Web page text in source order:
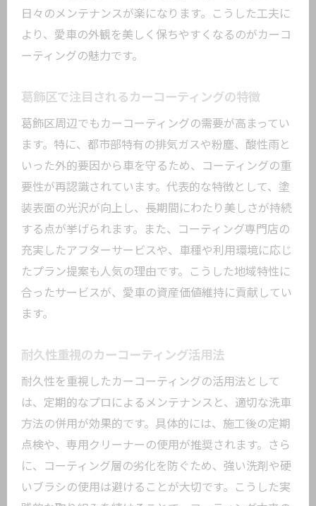
日々のメンテナンスが楽になります。こうした工夫に
より、愛車の外観を美しく保ちやすくなるのがカーコ
ーティングの魅力です。
葛飾区で注目されるカーコーティングの特徴
葛飾区周辺でもカーコーティングの需要が高まってい
ます。特に、都市部特有の排気ガスや粉塵、酸性雨と
いった外的要因から車を守るため、コーティングの重
要性が再認識されています。代表的な特徴として、塗
装表面の光沢が向上し、長期間にわたり美しさが持続
する点が挙げられます。また、コーティング専門店の
充実したアフターサービスや、車種や利用環境に応じ
たプラン提案も人気の理由です。こうした地域特性に
合ったサービスが、愛車の資産価値維持に貢献してい
ます。
耐久性重視のカーコーティング活用法
耐久性を重視したカーコーティングの活用法として
は、定期的なプロによるメンテナンスと、適切な洗車
方法の併用が効果的です。具体的には、施工後の定期
点検や、専用クリーナーの使用が推奨されます。さら
に、コーティング層の劣化を防ぐため、強い洗剤や硬
いブラシの使用は避けることが大切です。こうした実